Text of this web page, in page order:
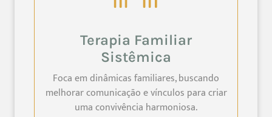
Terapia Familiar
Sistêmica
Foca em dinâmicas familiares, buscando
melhorar comunicação e vínculos para criar
uma convivência harmoniosa.